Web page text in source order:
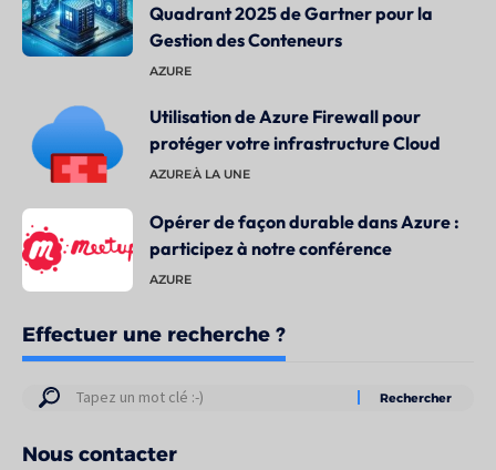
Quadrant 2025 de Gartner pour la
Gestion des Conteneurs
AZURE
Utilisation de Azure Firewall pour
protéger votre infrastructure Cloud
AZUREÀ LA UNE
Opérer de façon durable dans Azure :
participez à notre conférence
AZURE
Effectuer une recherche ?
Résultats
votre
Nous contacter